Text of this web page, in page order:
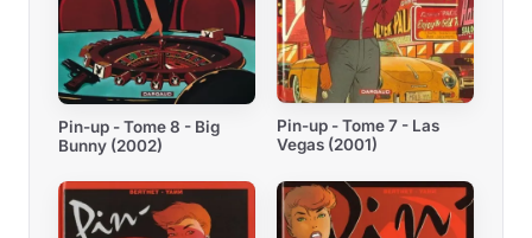
Pin-up - Tome 8 - Big
Bunny (2002)
Pin-up - Tome 7 - Las
Vegas (2001)